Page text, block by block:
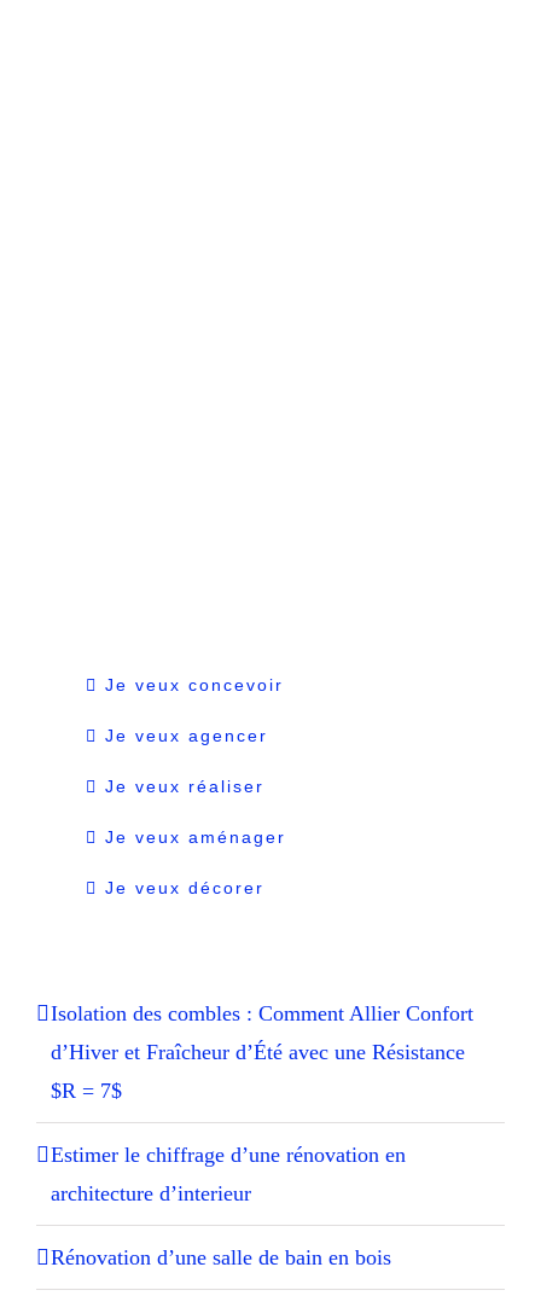
Je veux concevoir
Je veux agencer
Je veux réaliser
Je veux aménager
Je veux décorer
Isolation des combles : Comment Allier Confort
d’Hiver et Fraîcheur d’Été avec une Résistance
$R = 7$
Estimer le chiffrage d’une rénovation en
architecture d’interieur
Rénovation d’une salle de bain en bois